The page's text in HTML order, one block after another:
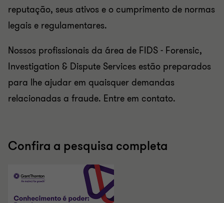
reputação, seus ativos e o cumprimento de normas
legais e regulamentares.
Nossos profissionais da área de FIDS - Forensic,
Investigation & Dispute Services estão preparados
para lhe ajudar em quaisquer demandas
relacionadas a fraude. Entre em contato.
Confira a pesquisa completa